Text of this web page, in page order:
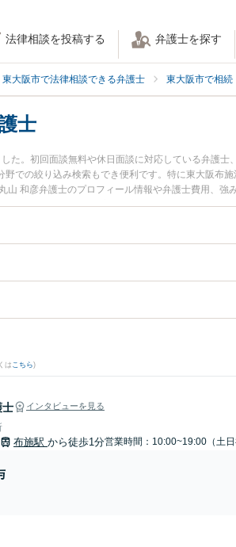
法律相談を投稿する 弁護士を探す
東大阪市で法律相談できる弁護士 東大阪市で相
士
た。初回面談無料や休日面談に対応している弁護
での絞り込み検索もでき便利です。特に東大阪布
和彦弁護士のプロフィール情報や弁護士費用、
与のトラブル解決の実績豊富な近くの弁護士を検
すめです。
はこちら)
士 インタビューを見る
布施駅 から徒歩1分営業時間：10:00~19:00（土日